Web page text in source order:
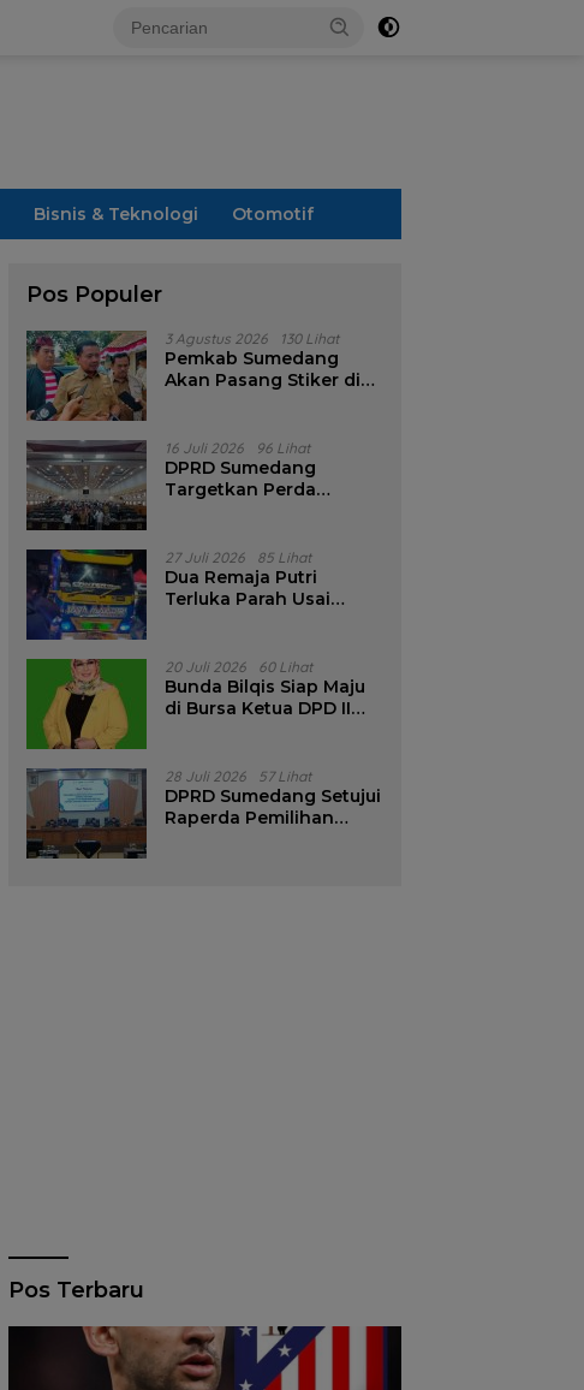
Bisnis & Teknologi Otomotif
Pos Populer
3 Agustus 2026 130 Lihat
Pemkab Sumedang
Akan Pasang Stiker di
16 Juli 2026 96 Lihat
DPRD Sumedang
Targetkan Perda
Pencalonan Diperjelas
27 Juli 2026 85 Lihat
Dua Remaja Putri
Terluka Parah Usai
Tanjungsari Sumedang
20 Juli 2026 60 Lihat
Bunda Bilqis Siap Maju
di Bursa Ketua DPD II
28 Juli 2026 57 Lihat
DPRD Sumedang Setujui
Raperda Pemilihan
Pos Terbaru